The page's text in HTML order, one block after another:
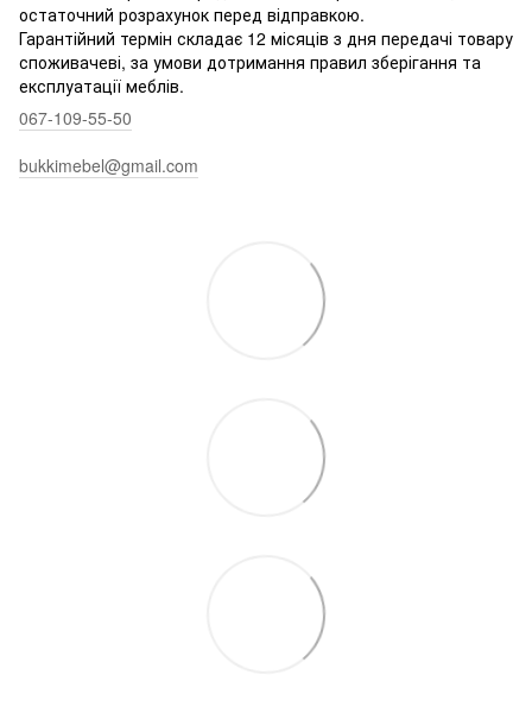
остаточний розрахунок перед відправкою.
Гарантійний термін складає 12 місяців з дня передачі товару
споживачеві, за умови дотримання правил зберігання та
експлуатації меблів.
067-109-55-50
bukkimebel@gmail.com